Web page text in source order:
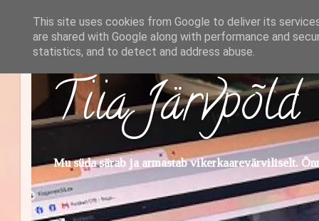
Tiia Järvpõld
Mu süda särab ja armastab vikerkaarevärviliselt.
This site uses cookies from Google to deliver its
are shared with Google along with performance and
statistics, and to detect and address abuse.